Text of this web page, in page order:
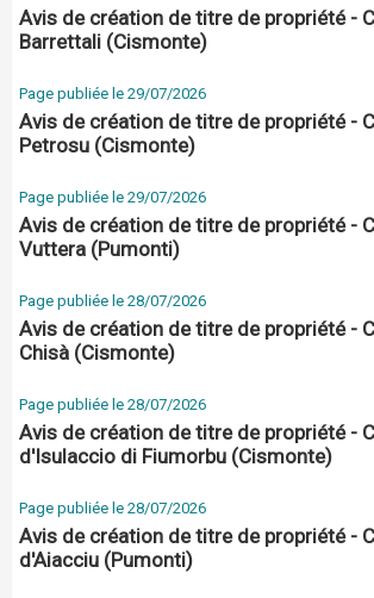
Avis de création de titre de propriété -
Barrettali (Cismonte)
Page publiée le 29/07/2026
Avis de création de titre de propriété -
Petrosu (Cismonte)
Page publiée le 29/07/2026
Avis de création de titre de propriété -
Vuttera (Pumonti)
Page publiée le 28/07/2026
Avis de création de titre de propriété -
Chisà (Cismonte)
Page publiée le 28/07/2026
Avis de création de titre de propriété -
d'Isulaccio di Fiumorbu (Cismonte)
Page publiée le 28/07/2026
Avis de création de titre de propriété -
d'Aiacciu (Pumonti)